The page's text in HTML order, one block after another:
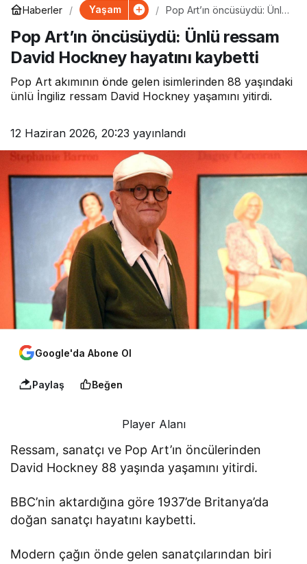
Haberler Yaşam
Pop Art’ın öncüsüydü: Ünlü
hayatını kaybetti
Pop Art’ın öncüsüydü: Ünlü ressam
David Hockney hayatını kaybetti
Pop Art akımının önde gelen isimlerinden 88 yaşındaki
ünlü İngiliz ressam David Hockney yaşamını yitirdi.
12 Haziran 2026, 20:23 yayınlandı
Google'da Abone Ol
Paylaş Beğen
Player Alanı
Ressam, sanatçı ve Pop Art’ın öncülerinden
David Hockney 88 yaşında yaşamını yitirdi.
BBC’nin aktardığına göre 1937’de Britanya’da
doğan sanatçı hayatını kaybetti.
Modern çağın önde gelen sanatçılarından biri